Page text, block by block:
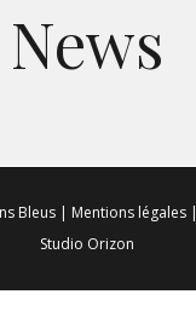
News
Bleus | Mentions légales|
Studio Orizon